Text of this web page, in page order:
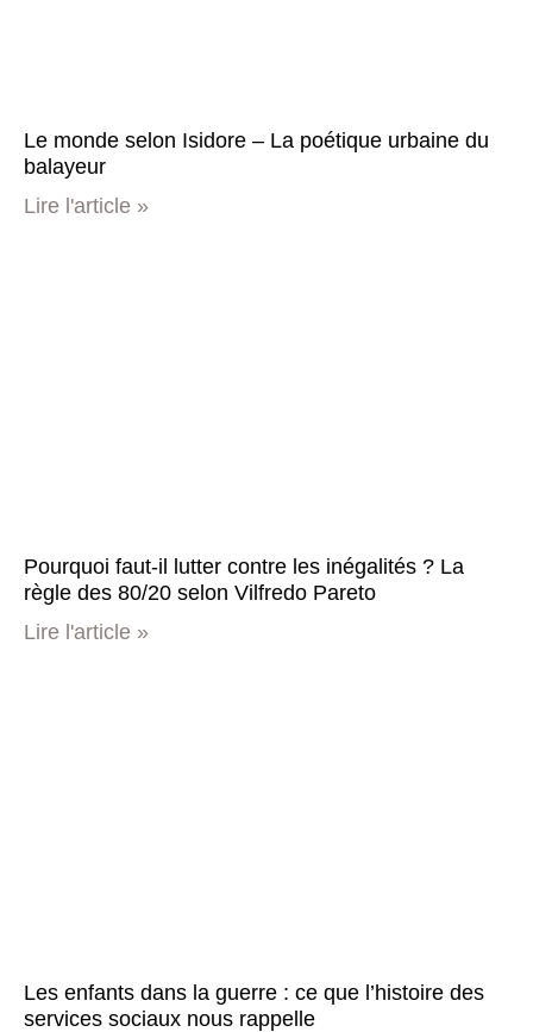
Le monde selon Isidore – La poétique urbaine du
balayeur
Lire l'article »
Pourquoi faut-il lutter contre les inégalités ? La
règle des 80/20 selon Vilfredo Pareto
Lire l'article »
Les enfants dans la guerre : ce que l’histoire des
services sociaux nous rappelle